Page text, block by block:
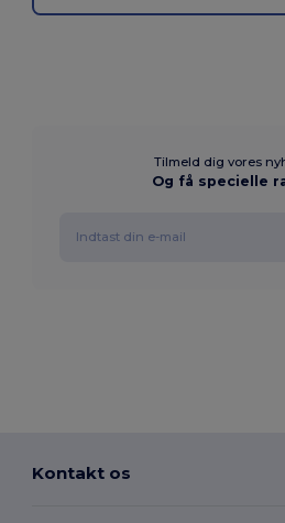
Tilmeld dig vores
Og få specielle
Kontakt os